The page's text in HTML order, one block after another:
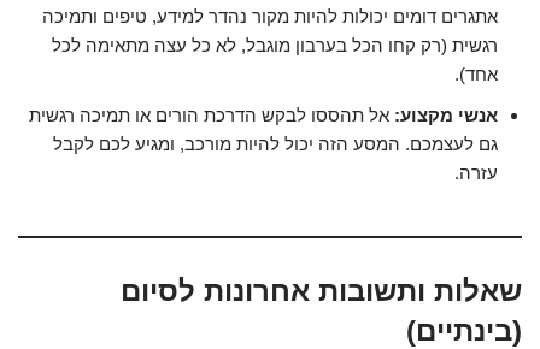
אתגרים דומים יכולות להיות מקור נהדר למידע, טיפים ותמיכה
רגשית (רק קחו הכל בערבון מוגבל, לא כל עצה מתאימה לכל
אחד).
אנשי מקצוע: אל תהססו לבקש הדרכת הורים או תמיכה רגשית
גם לעצמכם. המסע הזה יכול להיות מורכב, ומגיע לכם לקבל
עזרה.
שאלות ותשובות אחרונות לסיום
(בינתיים)